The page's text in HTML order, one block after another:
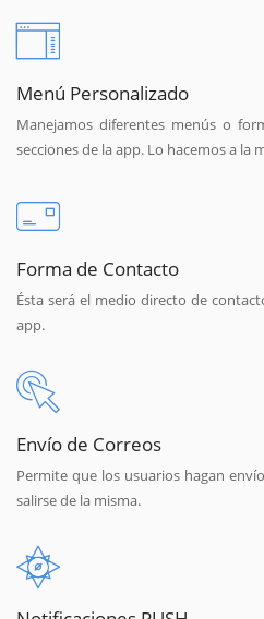
Menú Personalizado
Manejamos diferentes menús o
secciones de la app. Lo hacemos a la
Forma de Contacto
Ésta será el medio directo de
app.
Envío de Correos
Permite que los usuarios hagan
salirse de la misma.